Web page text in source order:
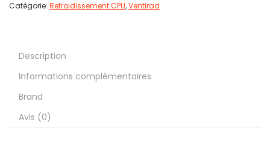
Catégorie: Refroidissement CPU,Ventirad
Description
Informations complémentaires
Brand
Avis (0)